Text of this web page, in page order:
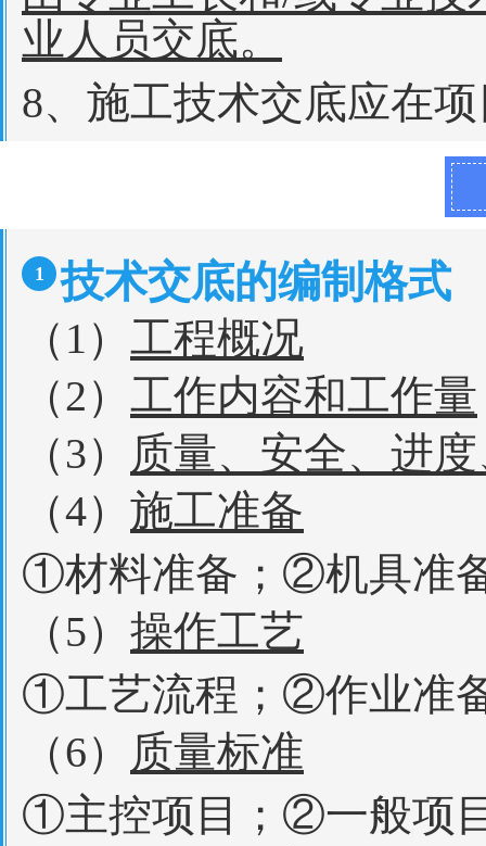
业人员交底。
8、施工技术交底应在
1
技术交底的编制格式
（1） 工程概况
（2） 工作内容和工作量
（3）
质量、安全、进
（4） 施工准备
①材料准备；②机具准
（5） 操作工艺
①工艺流程；②作业准
（6）
质量标准
①主控项目；②一般项